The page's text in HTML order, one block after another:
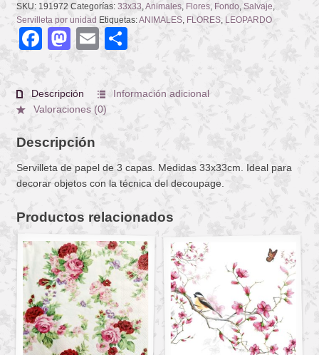
SKU: 191972 Categorías: 33x33 Animales, Flores, Fondo, Salvaje
Servilleta por unidad Etiquetas:ANIMALES, FLORES, LEOPARDO
Facebook
Mastodon
EmailCompartir
Descripción
Información adicional
Valoraciones (0)
Descripción
Servilleta de papel de 3 capas. Medidas 33x33cm. Ideal para
decorar objetos con la técnica del decoupage.
Productos relacionados